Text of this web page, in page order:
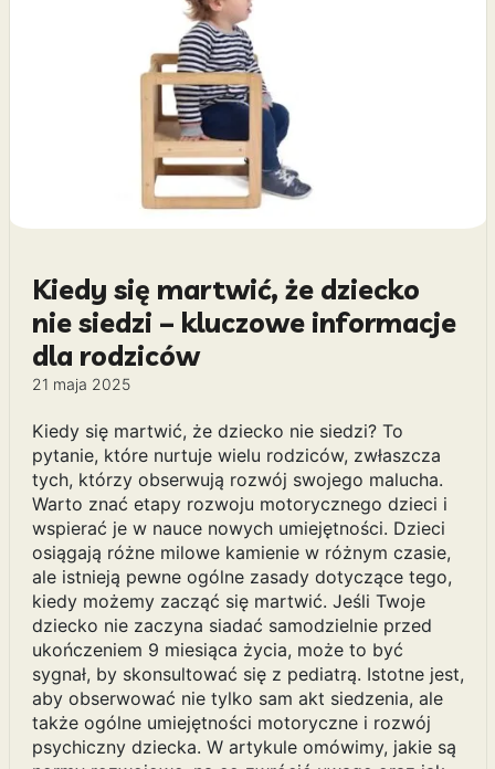
Kiedy się martwić, że dziecko
nie siedzi – kluczowe informacje
dla rodziców
21 maja 2025
Kiedy się martwić, że dziecko nie siedzi? To
pytanie, które nurtuje wielu rodziców, zwłaszcza
tych, którzy obserwują rozwój swojego malucha.
Warto znać etapy rozwoju motorycznego dzieci i
wspierać je w nauce nowych umiejętności. Dzieci
osiągają różne milowe kamienie w różnym czasie,
ale istnieją pewne ogólne zasady dotyczące tego,
kiedy możemy zacząć się martwić. Jeśli Twoje
dziecko nie zaczyna siadać samodzielnie przed
ukończeniem 9 miesiąca życia, może to być
sygnał, by skonsultować się z pediatrą. Istotne jest,
aby obserwować nie tylko sam akt siedzenia, ale
także ogólne umiejętności motoryczne i rozwój
psychiczny dziecka. W artykule omówimy, jakie są